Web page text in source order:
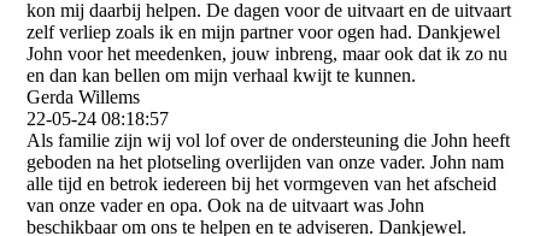
kon mij daarbij helpen. De dagen voor de uitvaart en de uitvaart
zelf verliep zoals ik en mijn partner voor ogen had. Dankjewel
John voor het meedenken, jouw inbreng, maar ook dat ik zo nu
en dan kan bellen om mijn verhaal kwijt te kunnen.
Gerda Willems
22-05-24 08:18:57
Als familie zijn wij vol lof over de ondersteuning die John heeft
geboden na het plotseling overlijden van onze vader. John nam
alle tijd en betrok iedereen bij het vormgeven van het afscheid
van onze vader en opa. Ook na de uitvaart was John
beschikbaar om ons te helpen en te adviseren. Dankjewel.